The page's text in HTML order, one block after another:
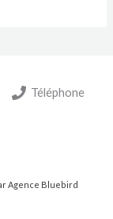
Téléphone
Agence Bluebird